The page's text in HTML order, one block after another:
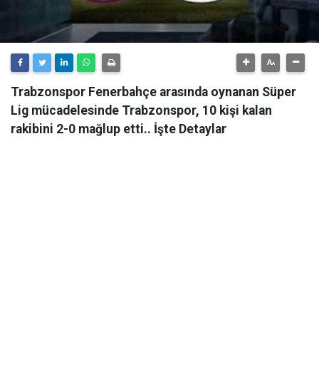
Trabzonspor Fenerbahçe arasında oynanan Süper
Lig mücadelesinde Trabzonspor, 10 kişi kalan
rakibini 2-0 mağlup etti.. İşte Detaylar